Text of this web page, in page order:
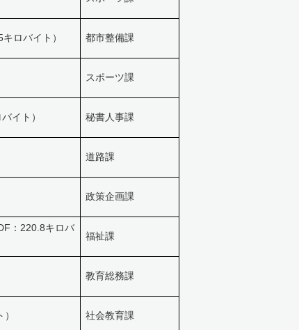
キロバイト） 都市整備課
スポーツ課
イト） 秘書人事課
道路課
政策企画課
：220.8キロバ
福祉課
教育総務課
社会教育課